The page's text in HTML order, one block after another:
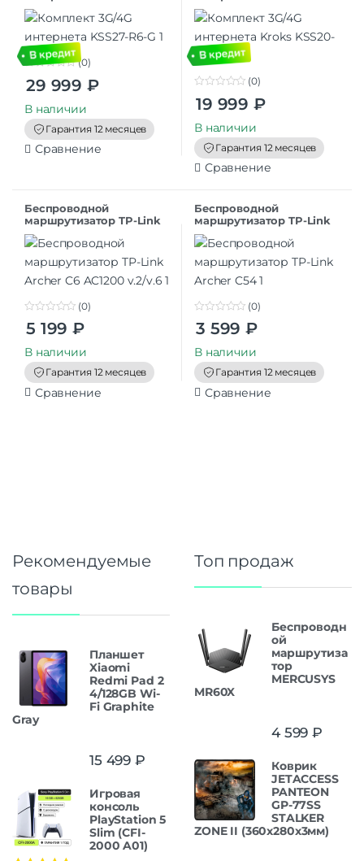
o
t
o
f
5
(0)
29 999 ₽
В наличии
Гарантия 12 месяцев
Сравнение
R4
t
o
f
5
(0)
19 999 ₽
В наличии
Гарантия 12 месяцев
Сравнение
Беспроводной
маршрутизатор TP-Link
Archer C6 AC1200 v.2/v.6
o
t
o
f
5
(0)
5 199 ₽
В наличии
Гарантия 12 месяцев
Сравнение
Беспроводной
маршрутизатор TP-Link
Archer C54
o
t
o
f
5
(0)
3 599 ₽
В наличии
Гарантия 12 месяцев
Сравнение
Рекомендуемые
товары
Планшет
Xiaomi
Redmi Pad 2
4/128GB Wi-
Fi Graphite
Gray
15 499 ₽
Игровая
консоль
PlayStation 5
Slim (CFI-
2000 A01)
Топ продаж
Беспроводн
ой
маршрутиза
тор
MERCUSYS
MR60X
4 599 ₽
Коврик
JETACCESS
PANTEON
GP-77SS
STALKER
ZONE II (360x280x3мм)